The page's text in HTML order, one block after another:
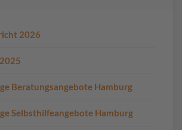
2026
Beratungsangebote Hamburg
Selbsthilfeangebote Hamburg